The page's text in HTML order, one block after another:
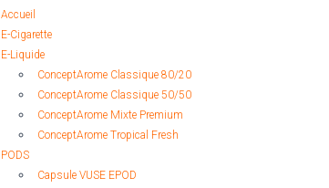
Accueil
E-Cigarette
E-Liquide
ConceptArome Classique 80/20
ConceptArome Classique 50/50
ConceptArome Mixte Premium
ConceptArome Tropical Fresh
PODS
Capsule VUSE EPOD